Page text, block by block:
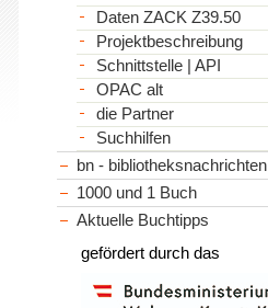
Daten ZACK Z39.50
Projektbeschreibung
Schnittstelle | API
OPAC alt
die Partner
Suchhilfen
bn - bibliotheksnachrichten
1000 und 1 Buch
Aktuelle Buchtipps
gefördert durch das